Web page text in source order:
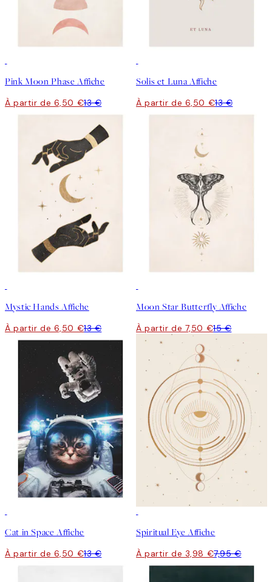
Pink Moon Phase Affiche
À partir de 6,50 €13 €
Solis et Luna Affiche
À partir de 6,50 €13 €
Mystic Hands Affiche
À partir de 6,50 €13 €
Moon Star Butterfly Affiche
À partir de 7,50 €15 €
Cat in Space Affiche
À partir de 6,50 €13 €
Spiritual Eye Affiche
À partir de 3,98 €7,95 €